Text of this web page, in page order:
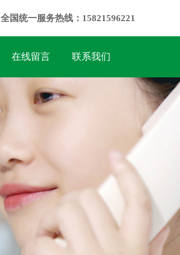
全国统一服务热线：15821596221
在线留言 联系我们